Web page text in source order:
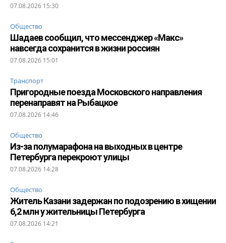
07.08.2026 15:30
Общество
Шадаев сообщил, что мессенджер «Макс»
навсегда сохранится в жизни россиян
07.08.2026 15:01
Транспорт
Пригородные поезда Московского направления
перенаправят на Рыбацкое
07.08.2026 14:46
Общество
Из-за полумарафона на выходных в центре
Петербурга перекроют улицы
07.08.2026 14:28
Общество
Житель Казани задержан по подозрению в хищении
6,2 млн у жительницы Петербурга
07.08.2026 14:21